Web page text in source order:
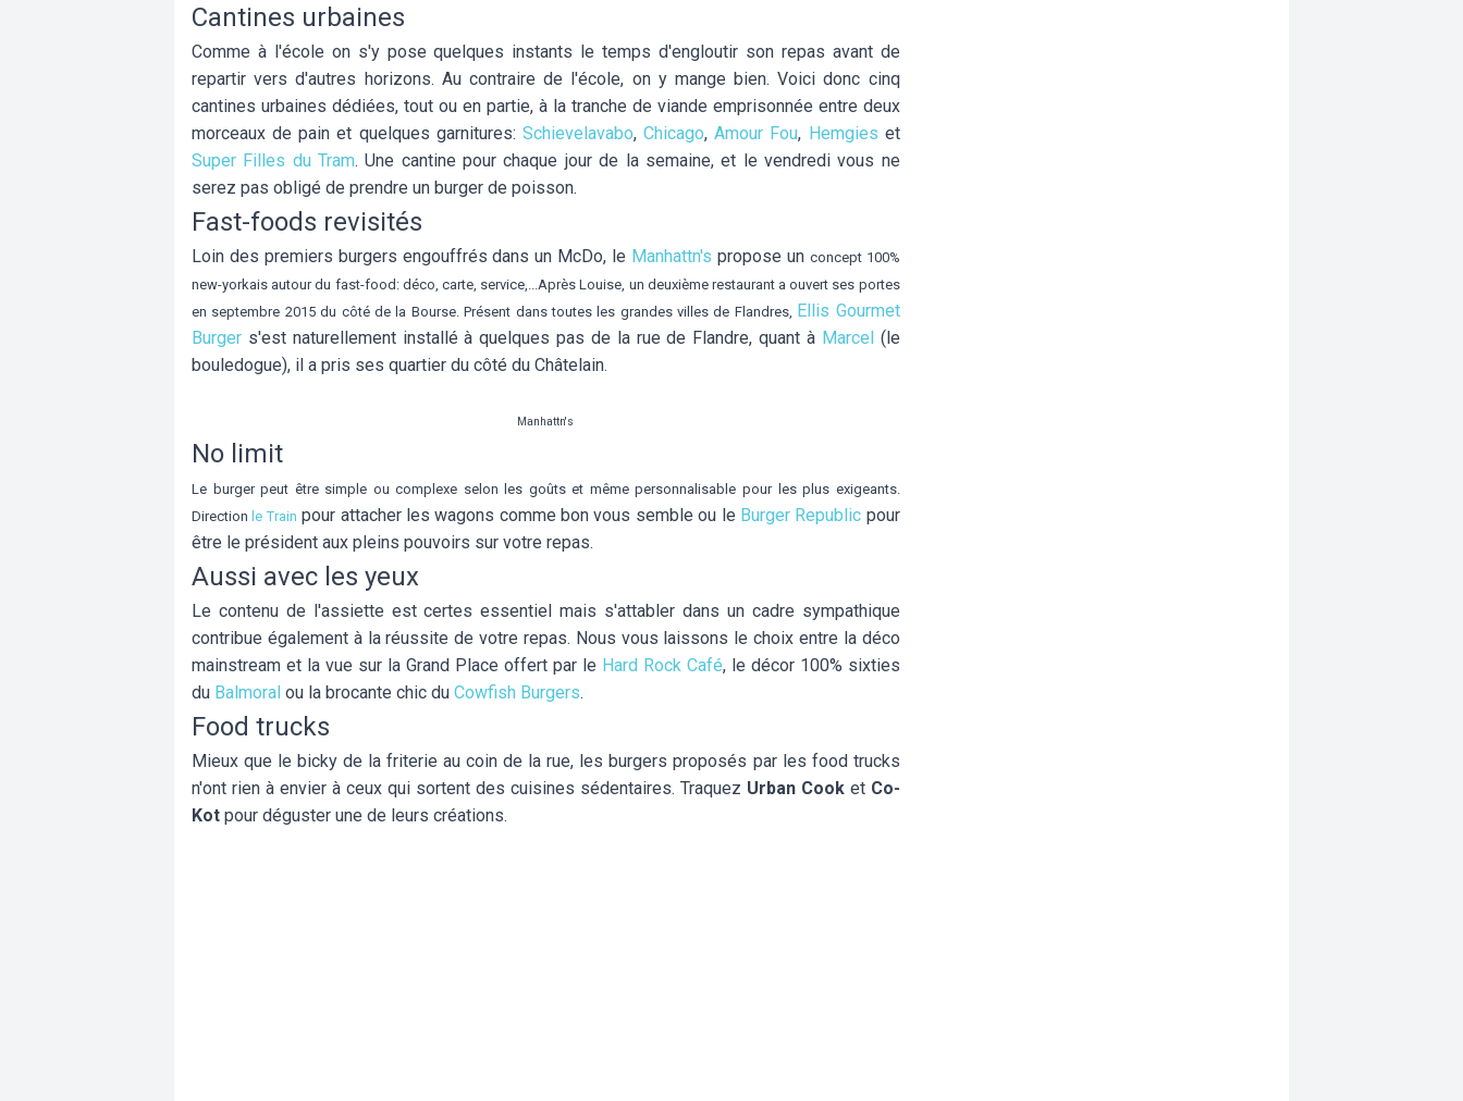
Cantines urbaines
Comme à l'école on s'y pose quelques instants le temps d'engloutir son repas avant de
repartir vers d'autres horizons. Au contraire de l'école, on y mange bien. Voici donc cinq
cantines urbaines dédiées, tout ou en partie, à la tranche de viande emprisonnée entre deux
morceaux de pain et quelques garnitures: Schievelavabo,Chicago,Amour Fou, Hemgies et
Super Filles du Tram. Une cantine pour chaque jour de la semaine, et le vendredi vous ne
serez pas obligé de prendre un burger de poisson.
Fast-foods revisités
Loin des premiers burgers engouffrés dans un McDo, le Manhattn's propose un concept 100%
new-yorkais autour du fast-food: déco, carte, service,...Après Louise, un deuxième restaurant a ouvert ses portes
en septembre 2015 du côté de la Bourse. Présent dans toutes les grandes villes de Flandres, Ellis Gourmet
Burger s'est naturellement installé à quelques pas de la rue de Flandre, quant à Marcel(le
bouledogue), il a pris ses quartier du côté du Châtelain.
Manhattn's
No limit
Le burger peut être simple ou complexe selon les goûts et même personnalisable pour les plus exigeants.
Direction le Train pour attacher les wagons comme bon vous semble ou le Burger Republic pour
être le président aux pleins pouvoirs sur votre repas.
Aussi avec les yeux
Le contenu de l'assiette est certes essentiel mais s'attabler dans un cadre sympathique
contribue également à la réussite de votre repas. Nous vous laissons le choix entre la déco
mainstream et la vue sur la Grand Place offert par le Hard Rock Café, le décor 100% sixties
du Balmoral ou la brocante chic du Cowfish Burgers.
Food trucks
Mieux que le bicky de la friterie au coin de la rue, les burgers proposés par les food trucks
n'ont rien à envier à ceux qui sortent des cuisines sédentaires. Traquez Urban Cooket Co-
Kot pour déguster une de leurs créations.